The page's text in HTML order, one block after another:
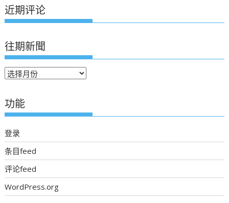
近期评论
往期新聞
往
新
聞
功能
登录
条目feed
评论feed
WordPress.org